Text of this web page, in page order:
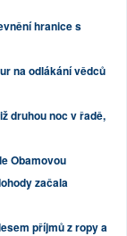
hranice s
na odlákání vědců
druhou noc v řadě,
Obamovou
začala
příjmů z ropy a